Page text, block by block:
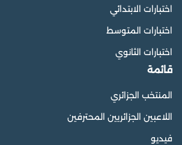
اختبارات الابتدائي
اختبارات المتوسط
اختبارات الثانوي
قائمة
المنتخب الجزائري
اللاعبين الجزائريين المحترفين
فيديو